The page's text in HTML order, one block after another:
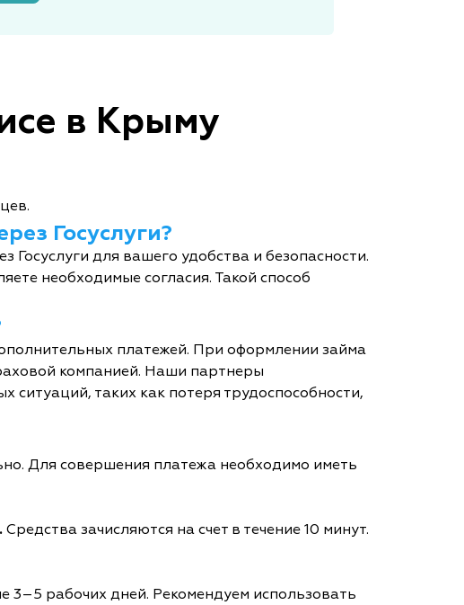
в Крыму
Госуслуги?
для вашего удобства и безопасности.
необходимые согласия. Такой способ
платежей. При оформлении займа
компанией. Наши партнеры
таких как потеря трудоспособности,
Для совершения платежа необходимо иметь
Средства зачисляются на счет в течение 10 минут.
3–5 рабочих дней. Рекомендуем использовать